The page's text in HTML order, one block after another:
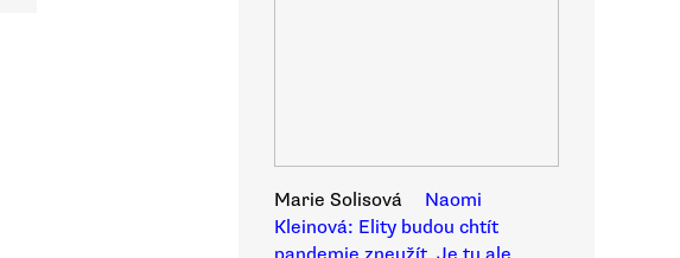
Marie Solisová
Naomi
Kleinová: Elity budou chtít